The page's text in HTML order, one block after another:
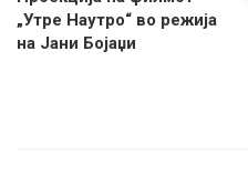
„Утре Наутро“ во режија
на Јани Бојаџи